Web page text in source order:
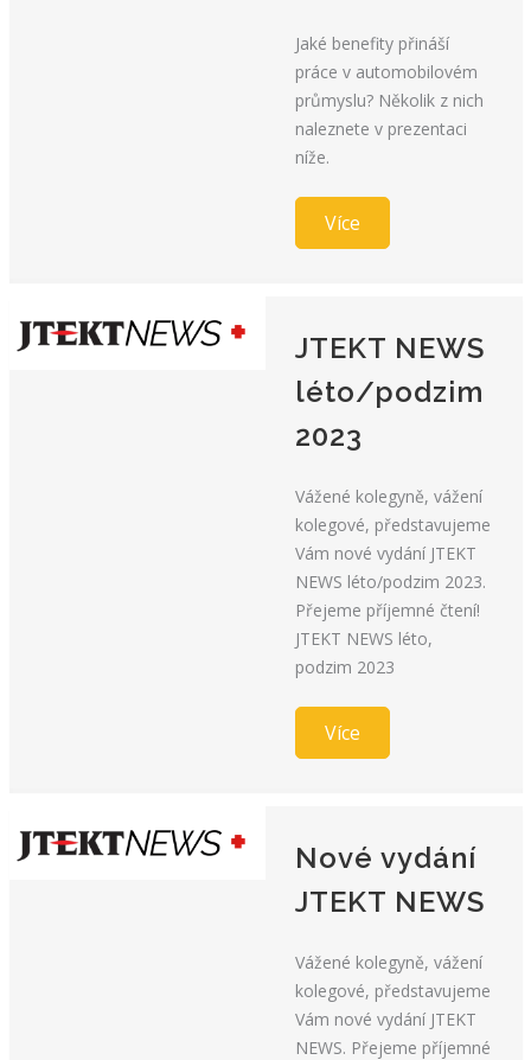
Jaké benefity přináší
práce v automobilovém
průmyslu? Několik z nich
naleznete v prezentaci
níže.
Více
JTEKT NEWS
léto/podzim
2023
Vážené kolegyně, vážení
kolegové, představujeme
Vám nové vydání JTEKT
NEWS léto/podzim 2023.
Přejeme příjemné čtení!
JTEKT NEWS léto,
podzim 2023
Více
Nové vydání
JTEKT NEWS
Vážené kolegyně, vážení
kolegové, představujeme
Vám nové vydání JTEKT
NEWS. Přejeme příjemné